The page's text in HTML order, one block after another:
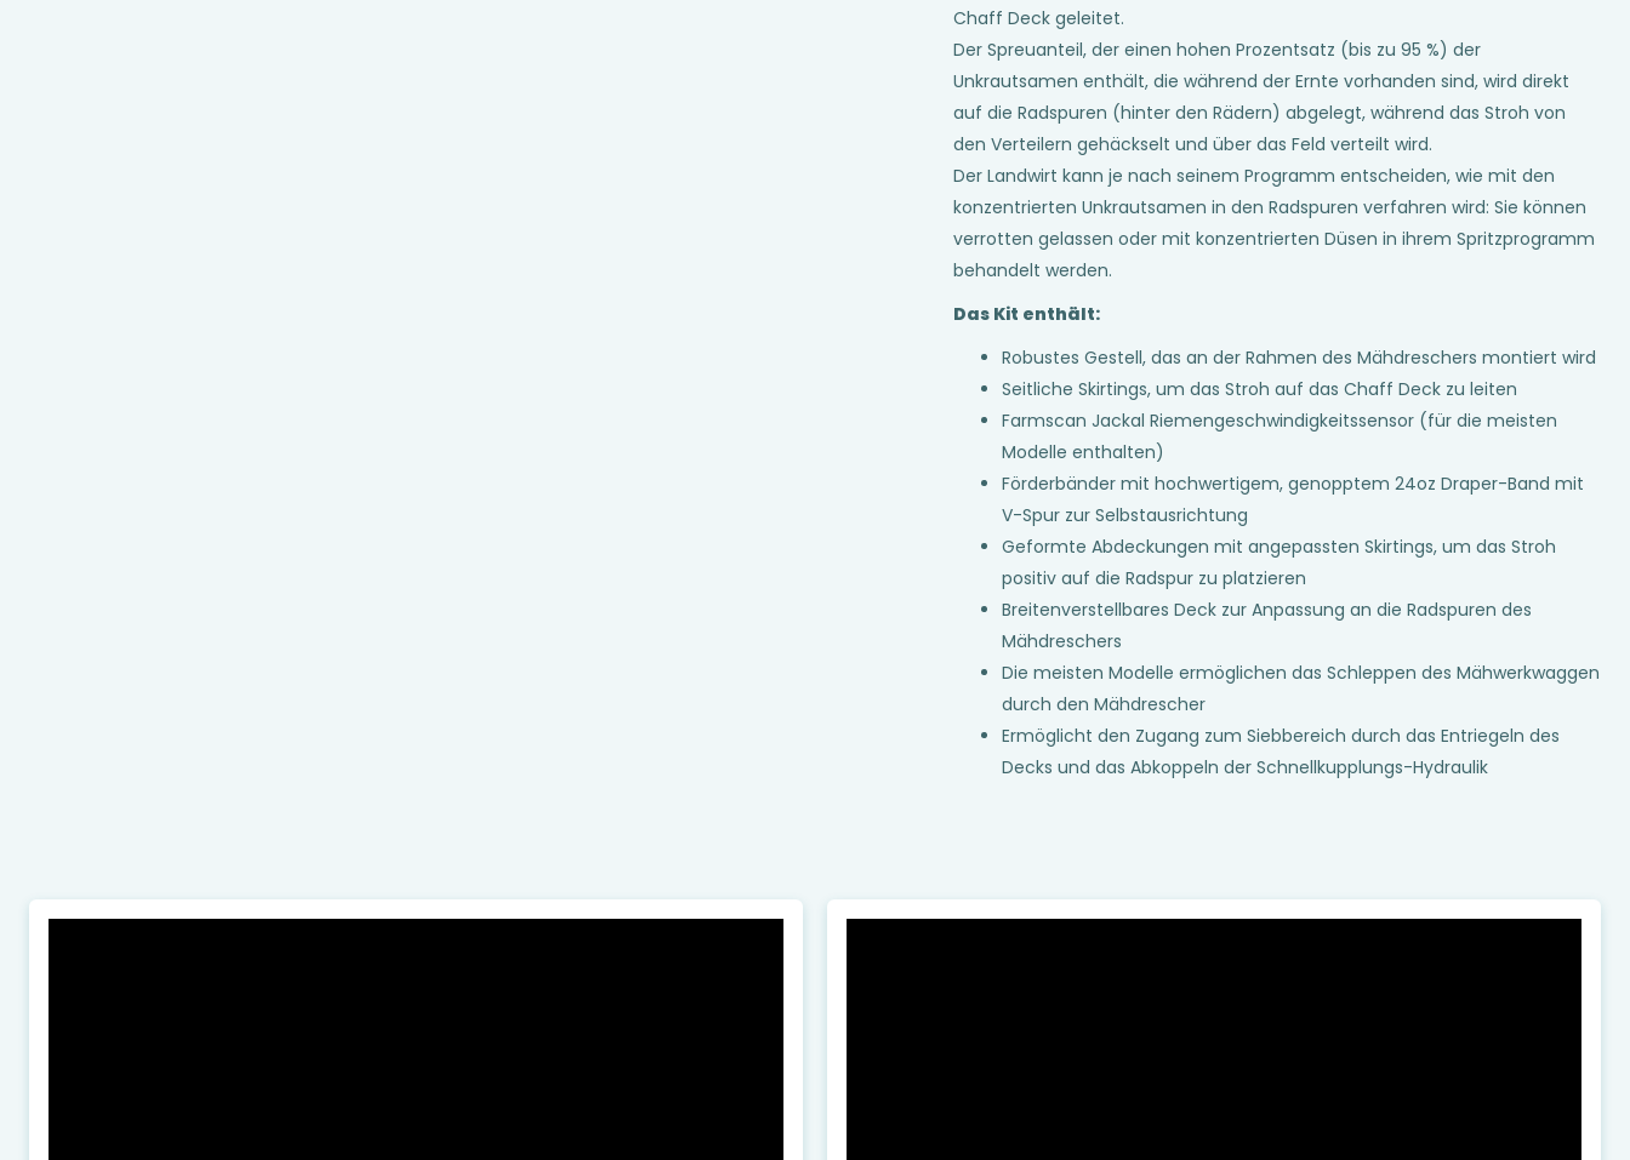
Chaff Deck geleitet.
Der Spreuanteil, der einen hohen Prozentsatz (bis zu 95 %) der
Unkrautsamen enthält, die während der Ernte vorhanden sind, wird direkt
auf die Radspuren (hinter den Rädern) abgelegt, während das Stroh von
den Verteilern gehäckselt und über das Feld verteilt wird.
Der Landwirt kann je nach seinem Programm entscheiden, wie mit den
konzentrierten Unkrautsamen in den Radspuren verfahren wird: Sie können
verrotten gelassen oder mit konzentrierten Düsen in ihrem Spritzprogramm
behandelt werden.
Das Kit enthält:
Robustes Gestell, das an der Rahmen des Mähdreschers montiert wird
Seitliche Skirtings, um das Stroh auf das Chaff Deck zu leiten
Farmscan Jackal Riemengeschwindigkeitssensor (für die meisten
Modelle enthalten)
Förderbänder mit hochwertigem, genopptem 24oz Draper-Band mit
V-Spur zur Selbstausrichtung
Geformte Abdeckungen mit angepassten Skirtings, um das Stroh
positiv auf die Radspur zu platzieren
Breitenverstellbares Deck zur Anpassung an die Radspuren des
Mähdreschers
Die meisten Modelle ermöglichen das Schleppen des Mähwerkwaggen
durch den Mähdrescher
Ermöglicht den Zugang zum Siebbereich durch das Entriegeln des
Decks und das Abkoppeln der Schnellkupplungs-Hydraulik